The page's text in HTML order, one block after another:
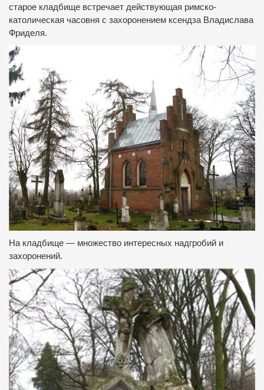
старое кладбище встречает действующая римско-
католическая часовня с захоронением ксендза Владислава
Фриделя.
На кладбище — множество интересных надгробий и
захоронений.